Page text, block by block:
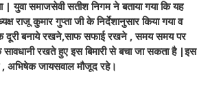
| युवा समाजसेवी सतीश निगम ने बताया गया कि यह
राजू कुमार गुप्ता जी के निर्देशानुसार किया गया व
दूरी बनाये रखने,साफ सफाई रखने , समय समय पर
रखते हुए इस बिमारी से बचा जा सकता है |इस
, अभिषेक जायसवाल मौजूद रहे।